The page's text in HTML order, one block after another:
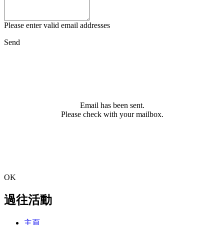
Please enter valid email addresses
Send
Email has been sent.
Please check with your mailbox.
OK
過往活動
主頁